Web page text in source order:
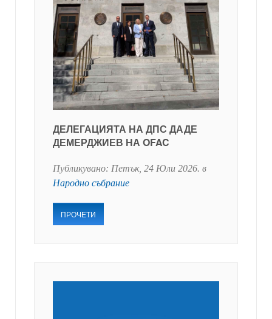
ДЕЛЕГАЦИЯТА НА ДПС ДАДЕ
ДЕМЕРДЖИЕВ НА OFAC
Публикувано: Петък, 24 Юли 2026. в
Народно събрание
ПРОЧЕТИ